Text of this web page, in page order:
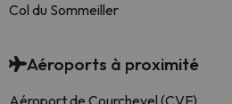
Col du Sommeiller
Aéroports à proximité
Aéroport de Courchevel (CVF)